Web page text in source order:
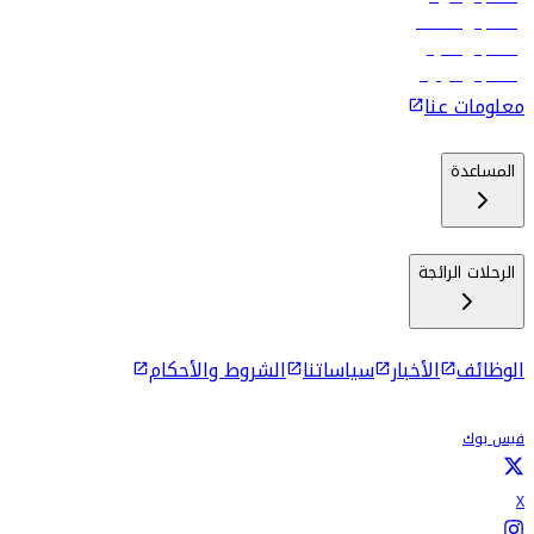
رحلات إلى مسقط
رحلات إلى ماليه
رحلات إلى كولومبو
معلومات عنا
المساعدة
الرحلات الرائجة
الوظائف الأخبار سياساتنا الشروط والأحكام
فيس بوك
X